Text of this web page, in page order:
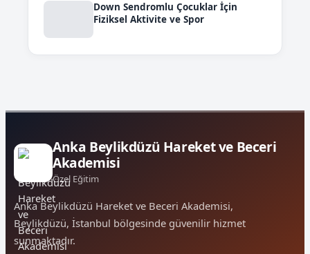
Down Sendromlu Çocuklar İçin
Fiziksel Aktivite ve Spor
Anka Beylikdüzü Hareket ve Beceri
Akademisi
Özel Eğitim
Anka Beylikdüzü Hareket ve Beceri Akademisi,
Beylikdüzü, İstanbul bölgesinde güvenilir hizmet
sunmaktadır.